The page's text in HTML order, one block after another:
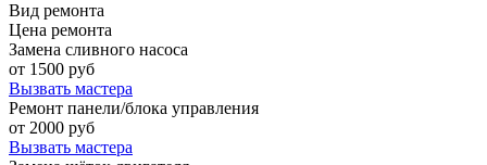
Вид ремонта
Цена ремонта
Замена сливного насоса
от 1500 руб
Вызвать мастера
Ремонт панели/блока управления
от 2000 руб
Вызвать мастера